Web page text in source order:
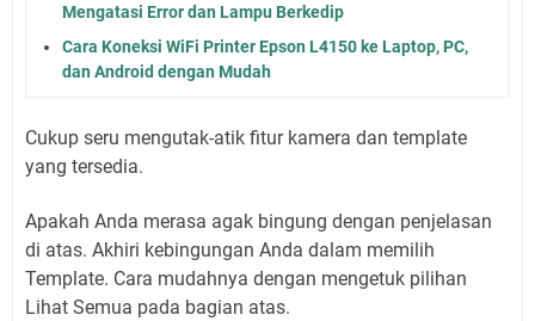
Mengatasi Error dan Lampu Berkedip
Cara Koneksi WiFi Printer Epson L4150 ke Laptop, PC,
dan Android dengan Mudah
Cukup seru mengutak-atik fitur kamera dan template
yang tersedia.
Apakah Anda merasa agak bingung dengan penjelasan
di atas. Akhiri kebingungan Anda dalam memilih
Template. Cara mudahnya dengan mengetuk pilihan
Lihat Semua pada bagian atas.